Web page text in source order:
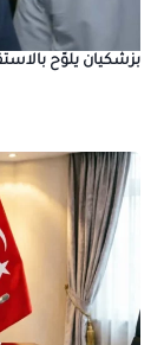
بزشكيان يلوّح